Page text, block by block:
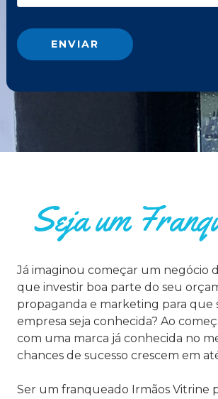
Seja um
Já imaginou começar um negócio
que investir boa parte do seu
propaganda e marketing para que
empresa seja conhecida? Ao
com uma marca já conhecida no
chances de sucesso crescem em
Ser um franqueado Irmãos Vitrine